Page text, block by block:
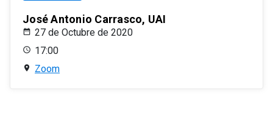
José Antonio Carrasco, UAI
27 de Octubre de 2020
17:00
Zoom